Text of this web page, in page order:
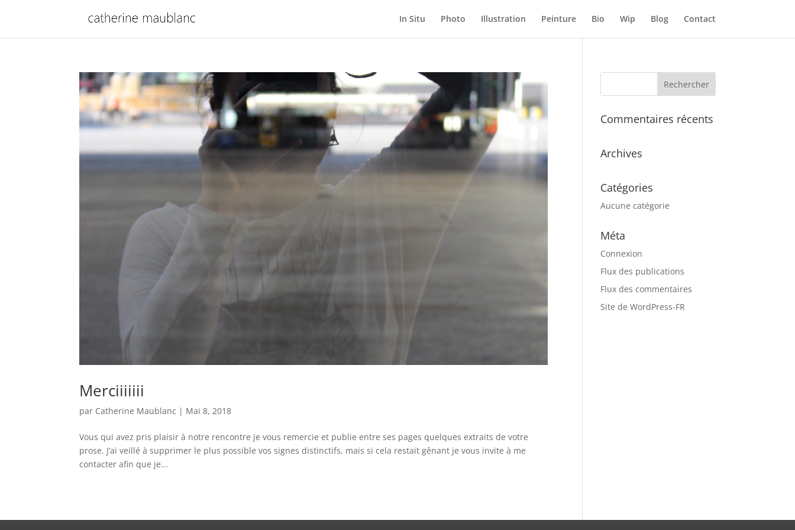
In Situ Photo Illustration Peinture Bio Wip Blog Contact
Merciiiiiii
par Catherine Maublanc | Mai 8, 2018
Vous qui avez pris plaisir à notre rencontre je vous remercie et publie entre ses pages quelques extraits de votre
prose. J’ai veillé à supprimer le plus possible vos signes distinctifs, mais si cela restait gênant je vous invite à me
contacter afin que je...
Commentaires récents
Archives
Catégories
Aucune catégorie
Méta
Connexion
Flux des publications
Flux des commentaires
Site de WordPress-FR